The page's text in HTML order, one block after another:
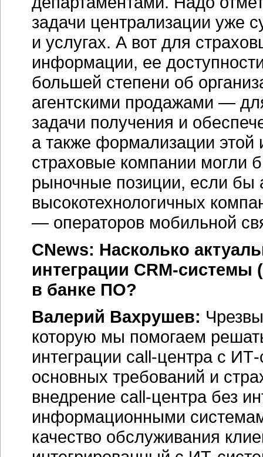
задачи централизации уже
и услугах. А вот для
информации, ее
большей степени об
агентскими продажами —
задачи получения и
а также формализации
страховые компании могли
рыночные позиции, если бы
высокотехнологичных
— операторов мобильной
CNews: Насколько
интеграции CRM-
в банке ПО?
Валерий Вахрушев:
которую мы помогаем
интеграции call-центра с ИТ-
основных требований и
внедрение call-центра без
информационными
качество обслуживания